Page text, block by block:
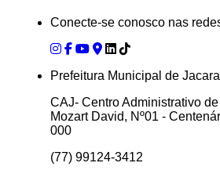
Conecte-se conosco nas
Prefeitura Municipal de
CAJ- Centro Administrativo
Mozart David, Nº01 -
000
(77) 99124-3412